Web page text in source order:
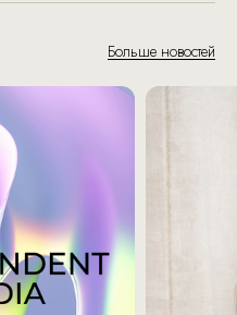
Больше новостей